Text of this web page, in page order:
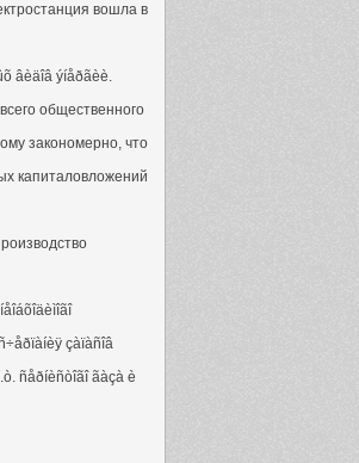
вошла в
âèäîâ ýíåðãèè.
общественного
закономерно, что
капиталовложений
çàïàñîâ
ñåðíèñòîãî ãàçà è